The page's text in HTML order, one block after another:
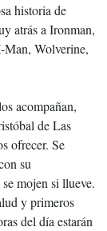
historia de
atrás a Ironman,
Wolverine,
acompañan,
de Las
ofrecer. Se
su
mojen si llueve.
y primeros
del día estarán